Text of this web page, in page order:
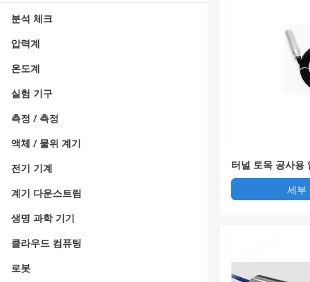
분석 체크
압력계
온도계
실험 기구
측정 / 측정
액체 / 물위 계기
전기 기계
계기 다운스트림
생명 과학 기기
클라우드 컴퓨팅
로봇
터널 토목 공사용
계
세부